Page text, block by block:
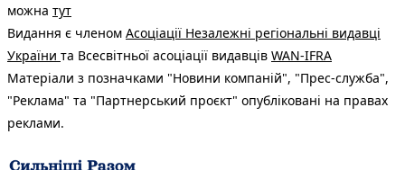
можна тут
Видання є членом Асоціації Незалежні регіональні видавці
України та Всесвітньої асоціації видавців WAN-IFRA
Матеріали з позначками "Новини компаній", "Прес-служба",
"Реклама" та "Партнерський проєкт" опубліковані на правах
реклами.